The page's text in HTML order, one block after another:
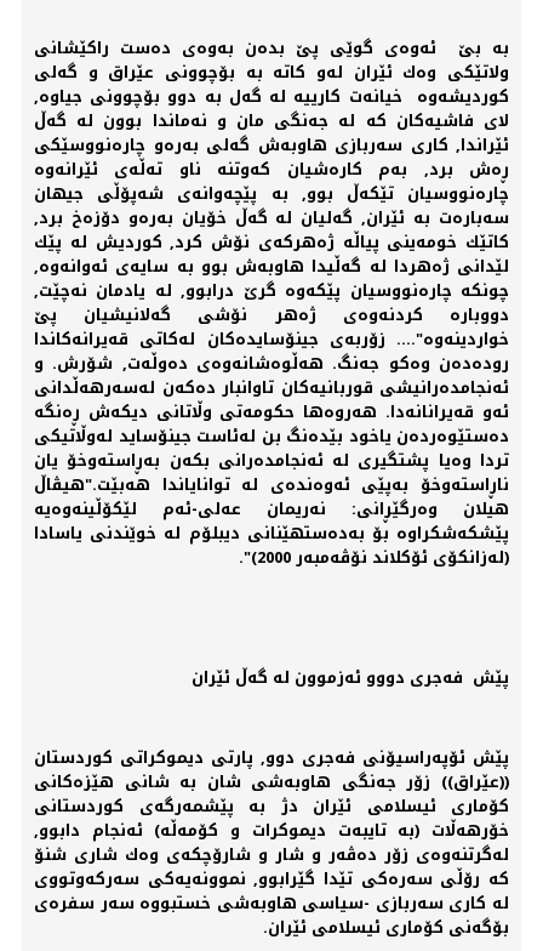
بە بێ ئەوەی گوێی پێ بدەن بەوەی دەست راكێشانی
ولاتێكی وەك ئێران لەو كاتە بە بۆچوونی عێراق و گەلی
كوردیشەوە خیانەت كارییە لە گەل بە دوو بۆچوونی جیاوە,
لای فاشیەكان كە لە جەنگی مان و نەماندا بوون لە گەڵ
ئێراندا, كاری سەربازی هاوبەش گەلی بەرەو چارەنووسێكی
ڕەش برد, بەم كارەشیان كەوتنە ناو تەڵەی ئێرانەوە
چارەنووسیان تێكەڵ بوو, بە پێچەوانەی شەپۆڵی جیهان
سەبارەت بە ئێران, گەلیان لە گەڵ خۆیان بەرەو دۆزەخ برد,
كاتێك خومەینی پیاڵە ژەهركەی نۆش كرد, كوردیش لە پێك
لێدانی ژەهردا لە گەڵیدا هاوبەش بوو بە سایەی ئەوانەوە,
چونكە چارەنووسیان پێكەوە گرێ درابوو, لە یادمان نەچێت,
دووبارە كردنەوەی ژەهر نۆشی گەلانیشیان پێ
خواردینەوە".... زۆربەی‌ جینۆسایدەكان لەكاتی قەیرانەكاندا
رودەدەن وەكو جەنگ. هەڵوەشانەوەی‌ دەوڵەت, شۆرش. و
ئەنجامدەرانیشی‌ قوربانیەكان تاوانبار دەكەن لەسەرهەڵدانی‌
ئەو قەیرانانەدا. هەروەها حكومەتی‌ وڵاتانی‌ دیكەش ڕەنگە
دەستێوەردەن یاخود بێدەنگ بن لەئاست جینۆساید لەوڵاتیكی‌
تردا وەیا پشتگیری‌ لە ئەنجامدەرانی‌ بكەن بەڕاستەوخۆ یان
ناڕاستەوخۆ بەپێی‌ ئەوەندەی‌ لە توانایاندا هەبێت."هیڤاڵ
هیلان وەرگێڕانی‌: نەریمان عەلی‌-ئەم لێكۆڵینەوەیە
پێشكەشكراوە بۆ بەدەستهێنانی‌ دیبلۆم لە خوێندنی‌ یاسادا
(لەزانكۆی‌ ئۆكلاند نۆڤەمبەر 2000)".
پێش فەجری دووو ئەزموون لە گەڵ ئێران
پێش ئۆپەراسیۆنی فەجری دوو, پارتی دیموكراتی كوردستان
((عێراق)) زۆر جەنگی هاوبەشی شان بە شانی هێزەكانی
كۆماری ئیسلامی ئێران دژ بە پێشمەرگەی كوردستانی
خۆرهەڵات (بە تایبەت دیموكرات و كۆمەڵە) ئەنجام دابوو,
لەگرتنەوەی زۆر دەڤەر و شار و شارۆچكەی وەك شاری شنۆ
كە رۆڵی سەرەكی تێدا گێرابوو, نموونەیەكی سەركەوتووی
لە كاری سەربازی -سیاسی هاوبەشی خستبووە سەر سفرەی
بۆگەنی كۆماری ئیسلامی ئێران.